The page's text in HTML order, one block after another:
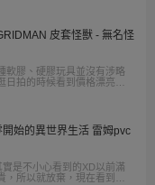
皮套怪獸 - 無名怪
軟膠、硬膠玩具並沒有涉略
拍的時候看到價格漂亮就
開始的異世界生活 雷姆pvc
是不小心看到的XD以前滿
所以就放棄，現在看到了